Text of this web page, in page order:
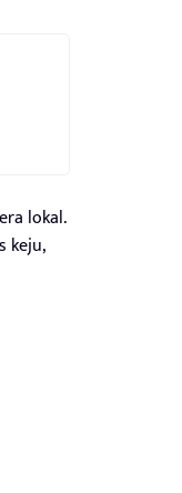
lokal.
keju,